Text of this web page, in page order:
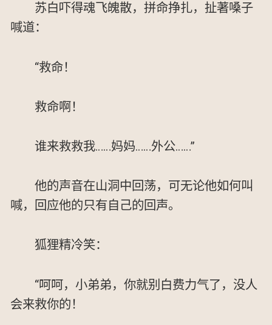
苏白吓得魂飞魄散，拼命挣扎，扯著嗓子
喊道：
“救命！
救命啊！
谁来救救我……妈妈……外公……”
他的声音在山洞中回荡，可无论他如何叫
喊，回应他的只有自己的回声。
狐狸精冷笑：
“呵呵，小弟弟，你就别白费力气了，没人
会来救你的！